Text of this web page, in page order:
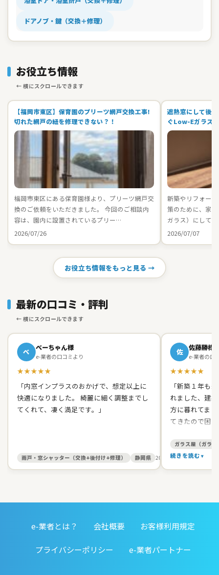
ドアノブ・鍵（交換＋修理）
お役立ち情報
【福岡市東区】保育園のプリーツ網戸交換工事!
切れた網戸の紐を修理できない？！
福岡市東区にある保育園様より、プリーツ網戸交
換のご依頼をいただきました。 今回のご相談内
容は、園内に設置されているプリー…
2026/07/26
遮熱窓にして後
ぐLow-Eガラス
新築やリフォー
策のために、家
ガラス）にして
2026/07/07
お役立ち情報をもっと見る →
最新の口コミ・評判
べ べーちゃん様
e-業者の口コミより
★★★★★
「内窓インプラスのおかげで、想定以上に
快適になりました。 綺麗に細く調整までし
てくれて、凄く満足です。」
雨戸・窓シャッター（交換+後付け+修理） 静岡県 2026/05/27
佐 佐藤勝様
e-業者の口
★★★★★
「新築１年も
れました、建
方に暮れてま
てきたので困
た。 有償でし
て、バッチリ
す。 信頼出来
ました。開け
務店みたいに
対応してくれ
ガラス屋（ガラ
続きを読む
e-業者とは？ 会社概要
お客様利用規定
プライバシーポリシー
e-業者パートナー